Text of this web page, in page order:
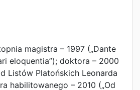
magistra – 1997 („Dante
eloquentia”); doktora – 2000
Listów Platońskich Leonarda
habilitowanego – 2010 („Od